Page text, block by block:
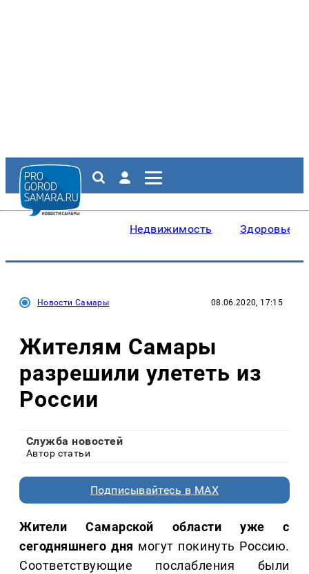
Недвижимость Здоровье
Новости Самары 08.06.2020, 17:15
Жителям Самары
разрешили улететь из
России
Служба новостей
Автор статьи
Подписывайтесь в MAX
Жители Самарской области уже с
сегодняшнего дня могут покинуть Россию.
Соответствующие послабления были